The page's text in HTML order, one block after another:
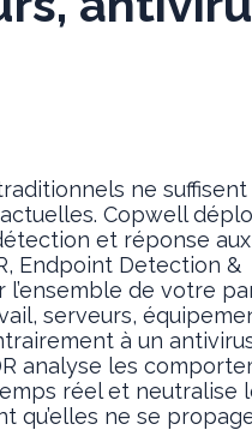
ne
Copwell
et réponse aux
Endpoint Detection &
l’ensemble de votre
serveurs,
à un
analyse les
réel et neutralise
qu’elles ne se